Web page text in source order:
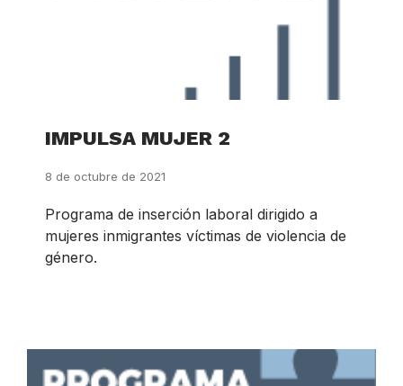
IMPULSA MUJER 2
8 de octubre de 2021
Programa de inserción laboral dirigido a
mujeres inmigrantes víctimas de violencia de
género.